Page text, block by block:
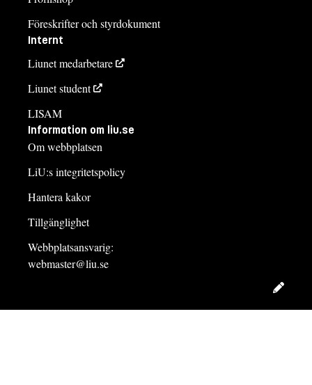
Föreskrifter och styrdokument
Internt
Liunet medarbetare
Liunet student
LISAM
Information om liu.se
Om webbplatsen
LiU:s integritetspolicy
Hantera kakor
Tillgänglighet
Webbplatsansvarig:
webmaster@liu.se